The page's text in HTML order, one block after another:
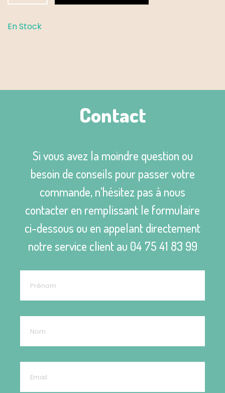
Gobelets
En Stock
Contact
Si vous avez la moindre question ou
besoin de conseils pour passer votre
commande, n’hésitez pas à nous
contacter en remplissant le formulaire
ci-dessous ou en appelant directement
notre service client au 04 75 41 83 99